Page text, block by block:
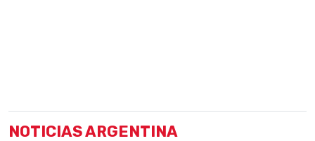
NOTICIAS ARGENTINA